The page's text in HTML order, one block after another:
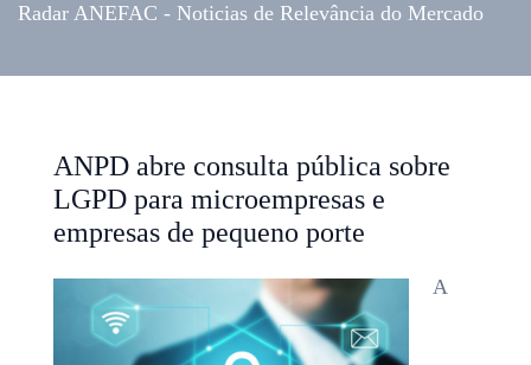
Radar ANEFAC - Noticias de Relevância do Mercado
ANPD abre consulta pública sobre
LGPD para microempresas e
empresas de pequeno porte
A